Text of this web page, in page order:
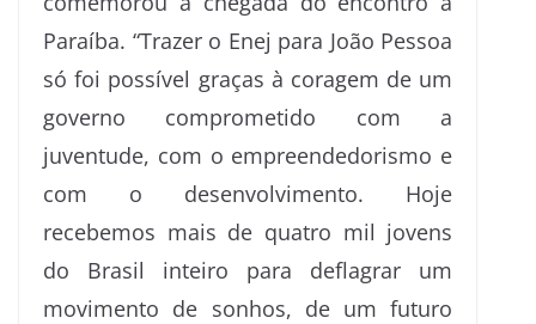
Paraíba. “Trazer o Enej para João Pessoa
só foi possível graças à coragem de um
governo comprometido com a
juventude, com o empreendedorismo e
com o desenvolvimento. Hoje
recebemos mais de quatro mil jovens
do Brasil inteiro para deflagrar um
movimento de sonhos, de um futuro